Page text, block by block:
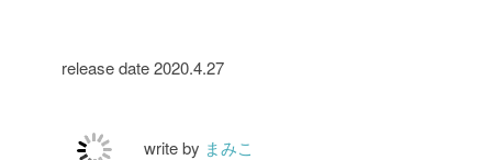
release date 2020.4.27
write by まみこ